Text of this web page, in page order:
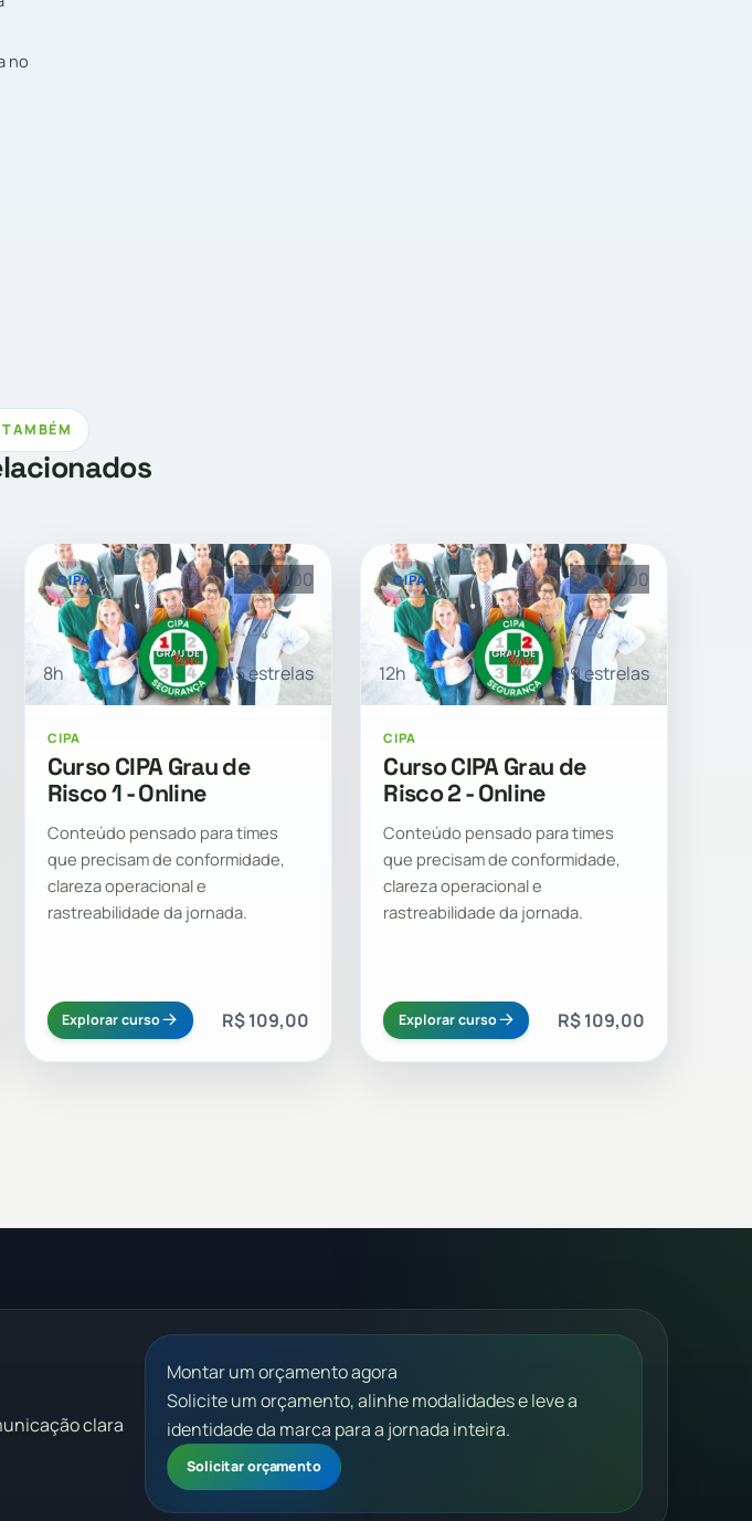
no
CIPA R$ 109,00
8h 4.5 estrelas
CIPA
Curso CIPA Grau de
Risco 1 - Online
Conteúdo pensado para times
que precisam de conformidade,
clareza operacional e
rastreabilidade da jornada.
Explorar curso R$ 109,00
CIPA R$ 109,00
12h 3.9 estrelas
CIPA
Curso CIPA Grau de
Risco 2 - Online
Conteúdo pensado para times
que precisam de conformidade,
clareza operacional e
rastreabilidade da jornada.
Explorar curso R$ 109,00
clara
Montar um orçamento agora
Solicite um orçamento, alinhe modalidades e leve a
identidade da marca para a jornada inteira.
Solicitar orçamento